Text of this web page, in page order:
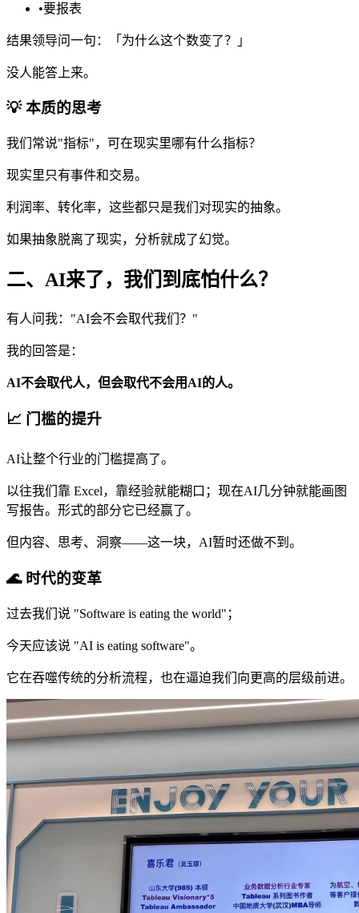
•要报表
结果领导问一句：「为什么这个数变了？」
没人能答上来。
💡 本质的思考
我们常说"指标"，可在现实里哪有什么指标？
现实里只有事件和交易。
利润率、转化率，这些都只是我们对现实的抽象。
如果抽象脱离了现实，分析就成了幻觉。
二、AI来了，我们到底怕什么？
有人问我："AI会不会取代我们？"
我的回答是：
AI不会取代人，但会取代不会用AI的人。
📈 门槛的提升
AI让整个行业的门槛提高了。
以往我们靠 Excel，靠经验就能糊口；现在AI几分钟就能画图
写报告。形式的部分它已经赢了。
但内容、思考、洞察——这一块，AI暂时还做不到。
🌊 时代的变革
过去我们说 "Software is eating the world"；
今天应该说 "AI is eating software"。
它在吞噬传统的分析流程，也在逼迫我们向更高的层级前进。